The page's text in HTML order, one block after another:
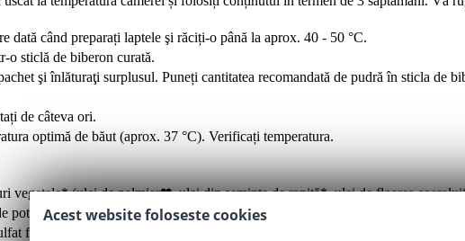
dată când preparați laptele şi răciți-o până la aprox. 40 - 50 °C.
o sticlă de biberon curată.
şi înlăturaţi surplusul. Puneți cantitatea recomandată de pudră în sticla de
de câteva ori.
optimă de băut (aprox. 37 °C). Verificați temperatura.
vegetale* (ulei de palmier❤, ulei din semințe de rapiță*, ulei de floarea
potasiu, selinit de sodiu, L-tirozina, sulfat de zinc, L-tripofan, citrat de sodiu,
feros, stabilizator acid lactic, L-cisteina, iodat de potasiu, niacina
Acest website foloseste cookies